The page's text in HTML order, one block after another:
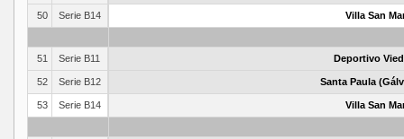
50 Serie B14 Villa San
51 Serie B11 Deportivo
52 Serie B12 Santa Paula
53 Serie B14 Villa San